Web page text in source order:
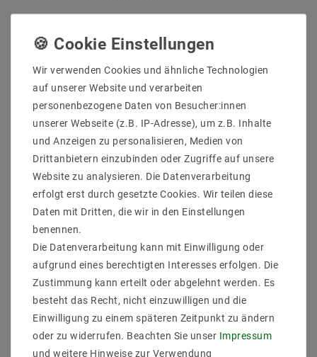
In den Warenkorb
Sicher
einkaufen
Schnelle
Lieferung
Kostenlose
Beratung
0203-928-789-63
Wir verwenden Cookies und ähnliche Technologien
auf unserer Website und verarbeiten
personenbezogene Daten von Besucher:innen
unserer Webseite (z.B. IP-Adresse), um z.B. Inhalte
und Anzeigen zu personalisieren, Medien von
Drittanbietern einzubinden oder Zugriffe auf unsere
Website zu analysieren. Die Datenverarbeitung
erfolgt erst durch gesetzte Cookies. Wir teilen diese
Daten mit Dritten, die wir in den Einstellungen
benennen.
Die Datenverarbeitung kann mit Einwilligung oder
aufgrund eines berechtigten Interesses erfolgen. Die
Zustimmung kann erteilt oder abgelehnt werden. Es
besteht das Recht, nicht einzuwilligen und die
Einwilligung zu einem späteren Zeitpunkt zu ändern
oder zu widerrufen. Beachten Sie unser Impressum
und weitere Hinweise zur Verwendung